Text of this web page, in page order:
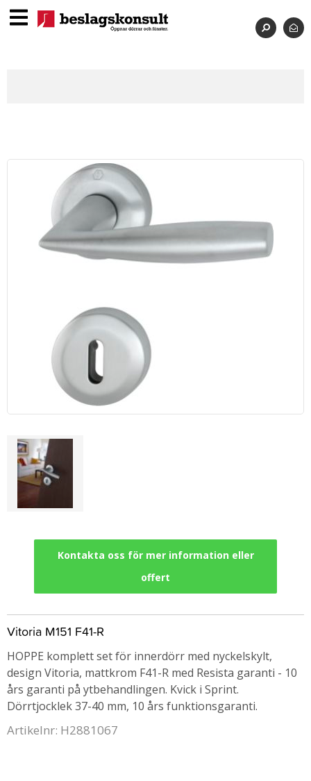
Kontakta oss för mer information eller
offert
Vitoria M151 F41-R
HOPPE komplett set för innerdörr med nyckelskylt,
design Vitoria, mattkrom F41-R med Resista garanti - 10
års garanti på ytbehandlingen. Kvick i Sprint.
Dörrtjocklek 37-40 mm, 10 års funktionsgaranti.
Artikelnr: H2881067